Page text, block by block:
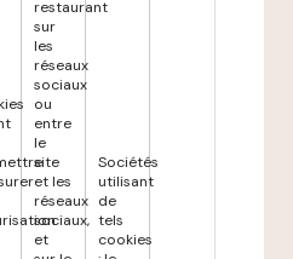
restaurant
sur
les
réseaux
sociaux
ou
entre
le
site
et les
réseaux
sociaux,
et
Sociétés
utilisant
de
tels
cookies